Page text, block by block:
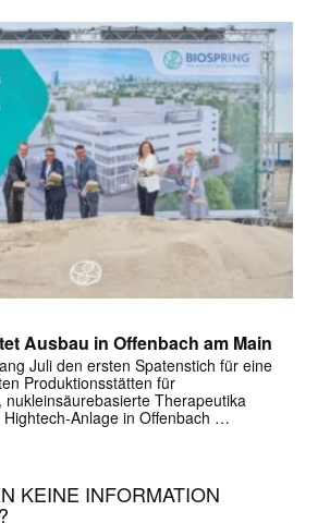
Ausbau in Offenbach am Main
Juli den ersten Spatenstich für eine
Produktionsstätten für
nukleinsäurebasierte Therapeutika
Anlage in Offenbach …
KEINE INFORMATION